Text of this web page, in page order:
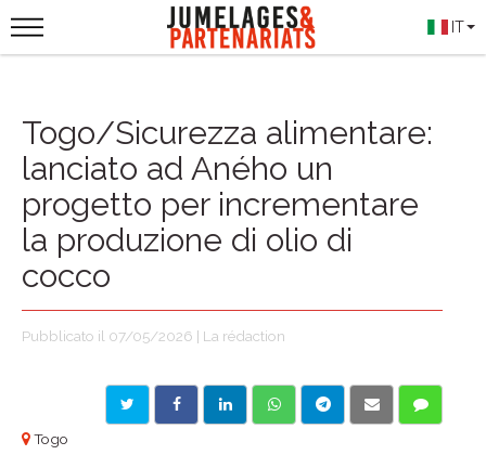
IT
Togo/Sicurezza alimentare:
lanciato ad Aného un
progetto per incrementare
la produzione di olio di
cocco
Pubblicato il 07/05/2026 | La rédaction
Togo